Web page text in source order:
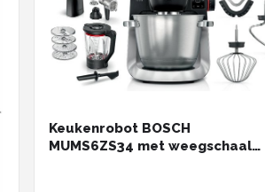
Keukenrobot BOSCH
MUMS6ZS34 met weegschaal